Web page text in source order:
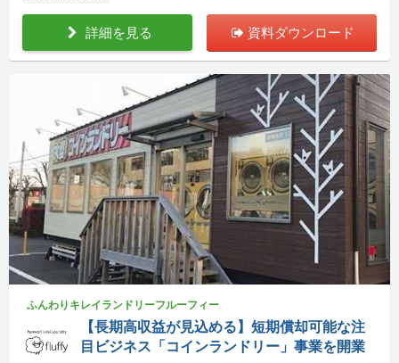
詳細を見る 資料ダウンロード
ふんわりキレイランドリーフルーフィー
【長期高収益が見込める】短期償却可能な注
目ビジネス「コインランドリー」事業を開業